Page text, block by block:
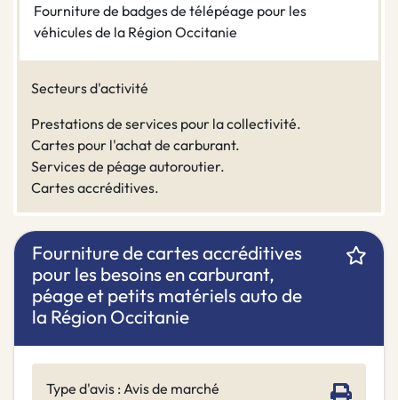
Fourniture de badges de télépéage pour les
véhicules de la Région Occitanie
Secteurs d'activité
Prestations de services pour la collectivité.
Cartes pour l'achat de carburant.
Services de péage autoroutier.
Cartes accréditives.
Fourniture de cartes accréditives
pour les besoins en carburant,
péage et petits matériels auto de
la Région Occitanie
Type d'avis : Avis de marché